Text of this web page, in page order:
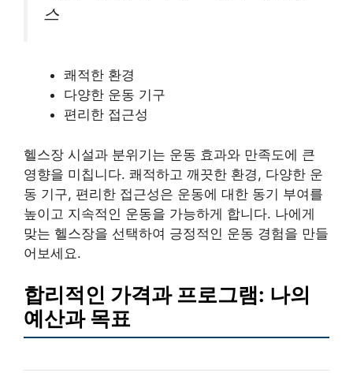
스
쾌적한 환경
다양한 운동 기구
편리한 접근성
헬스장 시설과 분위기는 운동 효과와 만족도에 큰
영향을 미칩니다. 쾌적하고 깨끗한 환경, 다양한 운
동 기구, 편리한 접근성은 운동에 대한 동기 부여를
높이고 지속적인 운동을 가능하게 합니다. 나에게
맞는 헬스장을 선택하여 긍정적인 운동 경험을 만들
어보세요.
합리적인 가격과 프로그램: 나의
예산과 목표